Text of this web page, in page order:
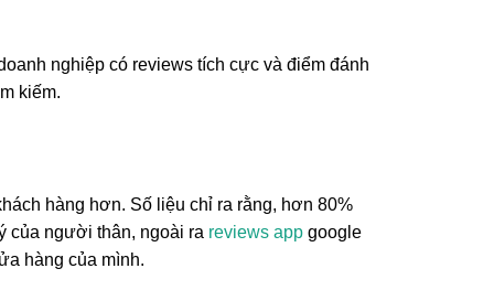
nghiệp có reviews tích cực và điểm đánh
kiếm.
hàng hơn. Số liệu chỉ ra rằng, hơn 80%
của người thân, ngoài ra reviews app google
hàng của mình.